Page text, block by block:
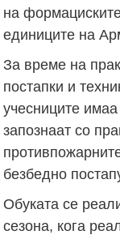
на
единиците на
За време на
постапки и
учесниците
запознаат со
безбедно
Обуката се
сезона, кога